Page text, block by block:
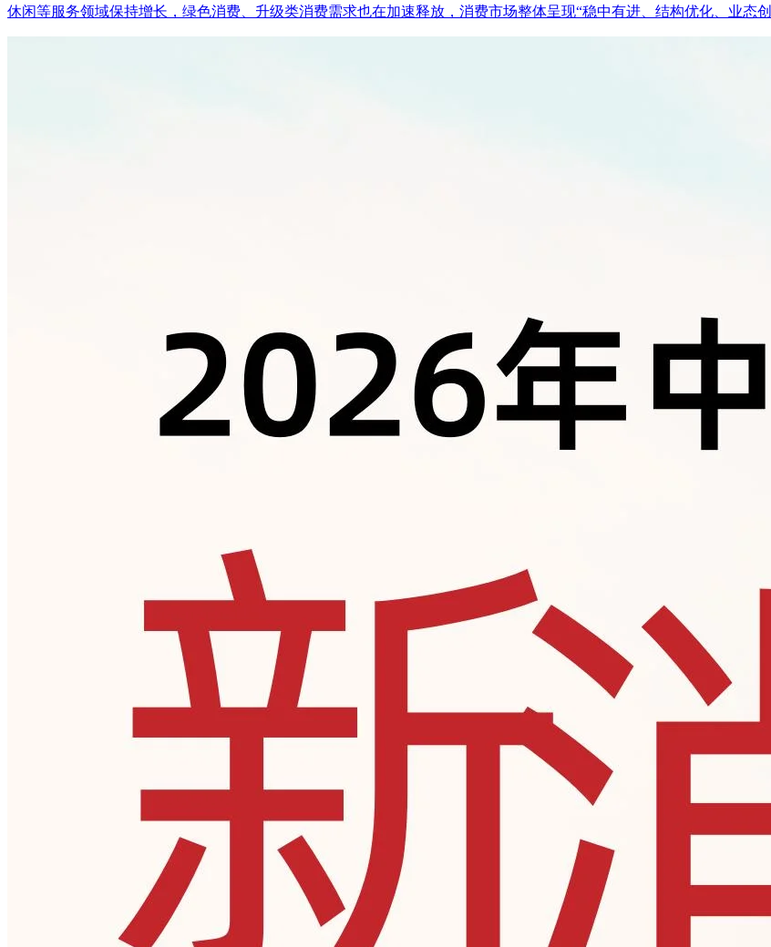
休闲等服务领域保持增长，绿色消费、升级类消费需求也在加速释放，消费市场整体呈现“稳中有进、结构优化、业态